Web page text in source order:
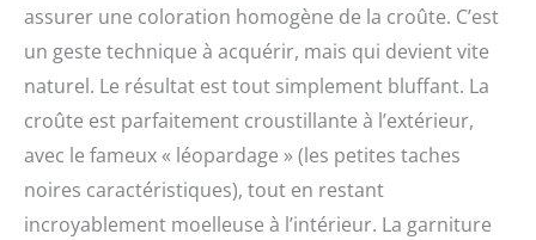
assurer une coloration homogène de la croûte. C’est
un geste technique à acquérir, mais qui devient vite
naturel. Le résultat est tout simplement bluffant. La
croûte est parfaitement croustillante à l’extérieur,
avec le fameux « léopardage » (les petites taches
noires caractéristiques), tout en restant
incroyablement moelleuse à l’intérieur. La garniture